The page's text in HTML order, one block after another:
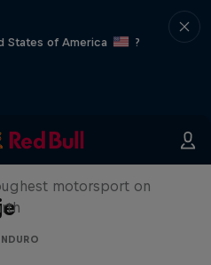
States of America
?
The Hardest
Yet?
motorsport on